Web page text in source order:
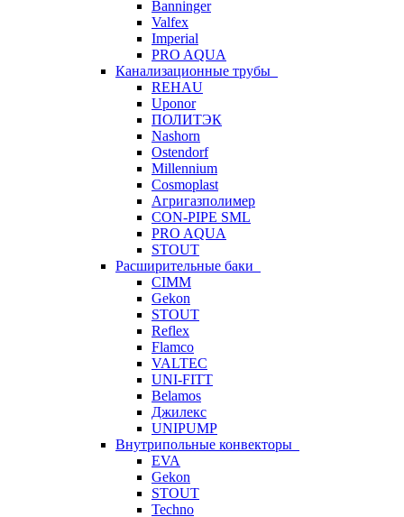
Banninger
Valfex
Imperial
PRO AQUA
Канализационные трубы
REHAU
Uponor
ПОЛИТЭК
Nashorn
Ostendorf
Millennium
Cosmoplast
Агригазполимер
CON-PIPE SML
PRO AQUA
STOUT
Расширительные баки
CIMM
Gekon
STOUT
Reflex
Flamco
VALTEC
UNI-FITT
Belamos
Джилекс
UNIPUMP
Внутрипольные конвекторы
EVA
Gekon
STOUT
Techno